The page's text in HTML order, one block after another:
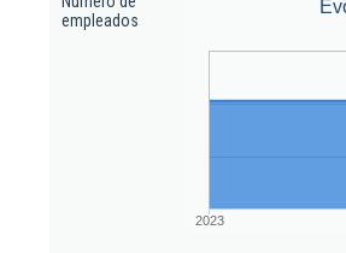
empleados
2023